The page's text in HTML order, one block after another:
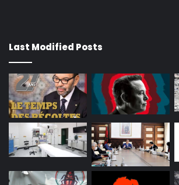
Last Modified Posts